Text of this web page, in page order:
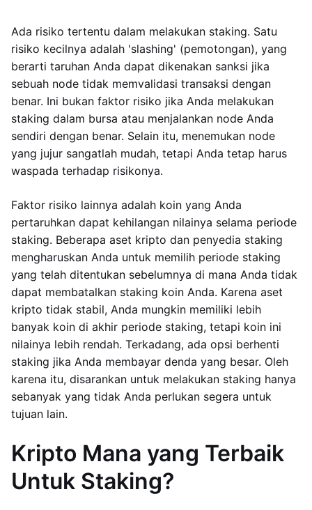
Ada risiko tertentu dalam melakukan staking. Satu
risiko kecilnya adalah 'slashing' (pemotongan), yang
berarti taruhan Anda dapat dikenakan sanksi jika
sebuah node tidak memvalidasi transaksi dengan
benar. Ini bukan faktor risiko jika Anda melakukan
staking dalam bursa atau menjalankan node Anda
sendiri dengan benar. Selain itu, menemukan node
yang jujur sangatlah mudah, tetapi Anda tetap harus
waspada terhadap risikonya.
Faktor risiko lainnya adalah koin yang Anda
pertaruhkan dapat kehilangan nilainya selama periode
staking. Beberapa aset kripto dan penyedia staking
mengharuskan Anda untuk memilih periode staking
yang telah ditentukan sebelumnya di mana Anda tidak
dapat membatalkan staking koin Anda. Karena aset
kripto tidak stabil, Anda mungkin memiliki lebih
banyak koin di akhir periode staking, tetapi koin ini
nilainya lebih rendah. Terkadang, ada opsi berhenti
staking jika Anda membayar denda yang besar. Oleh
karena itu, disarankan untuk melakukan staking hanya
sebanyak yang tidak Anda perlukan segera untuk
tujuan lain.
Kripto Mana yang Terbaik
Untuk Staking?